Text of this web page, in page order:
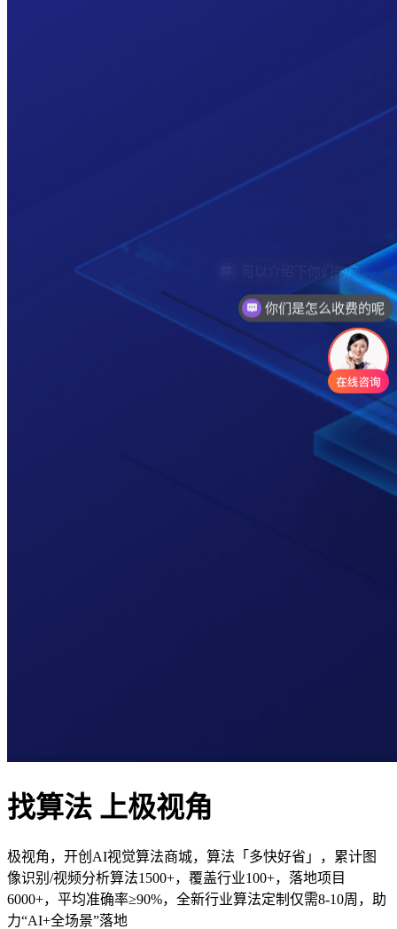
找算法 上极视角
极视角，开创AI视觉算法商城，算法「多快好省」，累计图
像识别/视频分析算法1500+，覆盖行业100+，落地项目
6000+，平均准确率≥90%，全新行业算法定制仅需8-10周，助
力“AI+全场景”落地
你们是怎么收费的呢